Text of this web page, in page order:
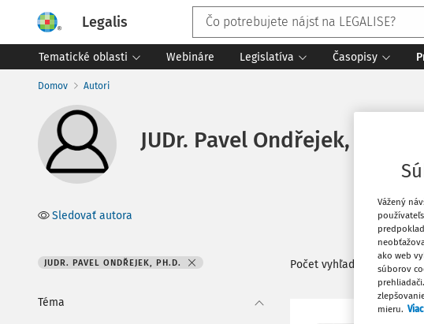
Legalis
Tematické oblasti Webináre Legislatíva Časopisy
Domov Autori
JUDr. Pavel Ondřejek, Ph.D. -
Sledovať autora
JUDR. PAVEL ONDŘEJEK, PH.D.
Téma
Počet vyhľadaných
Vážený
ako web
súborov
mieru.